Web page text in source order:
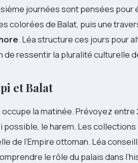
journées sont pensées pour
colorées de Balat, puis une
. Léa structure ces jours pour
de ressentir la pluralité culturelle
et Balat
la matinée. Prévoyez
possible, le harem. Les
de l’Empire ottoman. Léa
le rôle du palais dans